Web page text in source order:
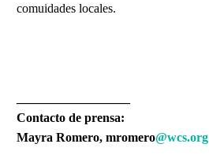
comuidades locales.
Contacto de prensa:
Mayra Romero, mromero@wcs.org